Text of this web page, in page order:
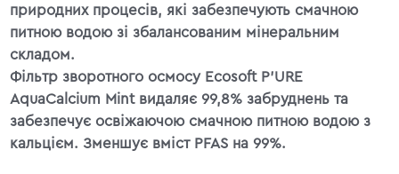
природних процесів, які забезпечують смачною
питною водою зі збалансованим мінеральним
складом.
Фільтр зворотного осмосу Ecosoft P'URE
AquaCalcium Mint видаляє 99,8% забруднень та
забезпечує освіжаючою смачною питною водою з
кальцієм. Зменшує вміст PFAS на 99%.